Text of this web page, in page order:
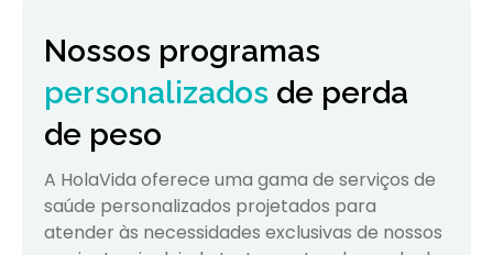
Nossos programas
personalizados de perda
de peso
A HolaVida oferece uma gama de serviços de
saúde personalizados projetados para
atender às necessidades exclusivas de nossos